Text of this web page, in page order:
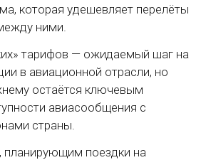
которая удешевляет перелёты
ними.
тарифов — ожидаемый шаг на
в авиационной отрасли, но
остаётся ключевым
авиасообщения с
страны.
планирующим поездки на